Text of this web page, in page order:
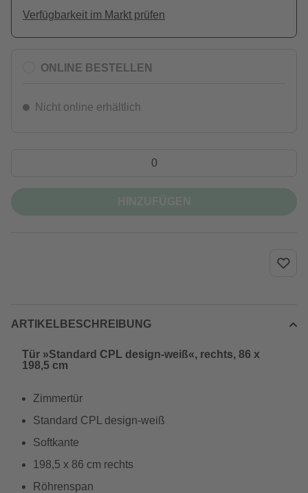
Verfügbarkeit im Markt prüfen
ONLINE BESTELLEN
Nicht online erhältlich
ARTIKELBESCHREIBUNG
Tür »Standard CPL design-weiß«, rechts, 86 x
198,5 cm
Zimmertür
Standard CPL design-weiß
Softkante
198,5 x 86 cm rechts
Röhrenspan